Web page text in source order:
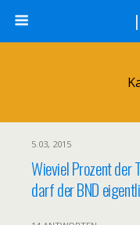
5.03, 2015
Wieviel Prozent der
darf der BND